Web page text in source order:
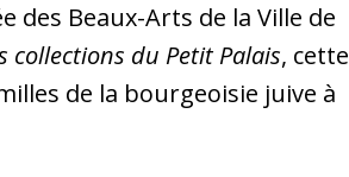
des Beaux-Arts de la Ville de
collections du Petit Palais, cette
de la bourgeoisie juive à